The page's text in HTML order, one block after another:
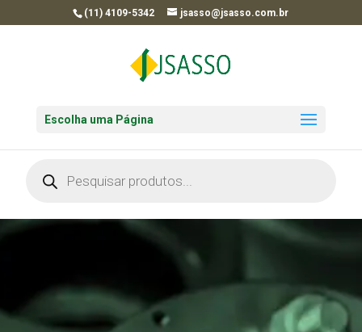
(11) 4109-5342 jsasso@jsasso.com.br
Escolha uma Página
produtos